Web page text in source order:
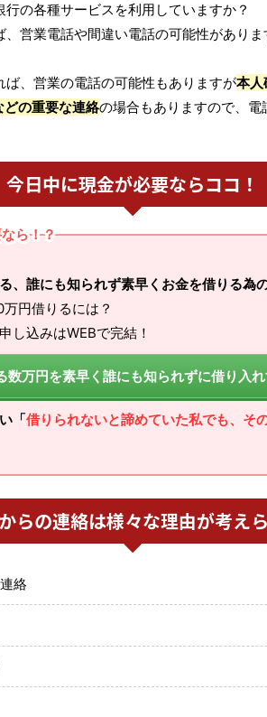
の各種サービスを利用していますか？
営業電話や間違い電話の可能性がありま
ば、営業の電話の可能性もありますが本人
の重要な連絡の場合もありますので、電
今日中に現金が必要ならココ！
ら！？
、誰にも知られず素早くお金を借りる為
円借りるには？
し込みはWEBで完結！
数万円を素早く誰にも知られずに借り入
「借りられないと諦めていた私でも、そ
らの連絡は様々な理由が考えら
絡